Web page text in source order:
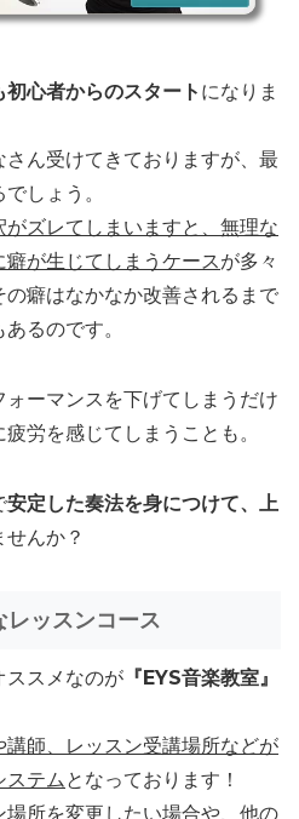
初心者からのスタート になりま
ん受けてきておりますが、最
しょう。
がズレてしまいますと、無理な
が生じてしまうケースが多々
の癖はなかなか改善されるまで
るのです。
ーマンスを下げてしまうだけ
労を感じてしまうことも。
安定した奏法を身につけて、上
んか？
レッスンコース
ススメなのが 『EYS音楽教室』
講師、レッスン受講場所などが
ステムとなっております！
所を変更したい場合や、他の